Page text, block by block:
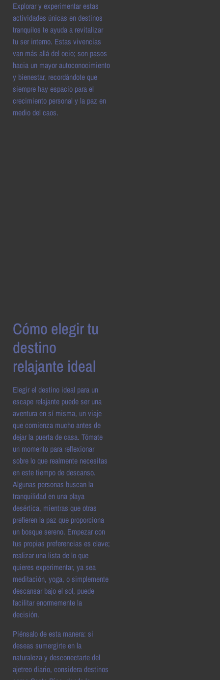
Explorar y experimentar estas
actividades únicas en destinos
tranquilos te ayuda a revitalizar
tu ser interno. Estas vivencias
van más allá del ocio; son pasos
hacia un mayor autoconocimiento
y bienestar, recordándote que
siempre hay espacio para el
crecimiento personal y la paz en
medio del caos.
Cómo elegir tu
destino
relajante ideal
Elegir el destino ideal para un
escape relajante puede ser una
aventura en sí misma, un viaje
que comienza mucho antes de
dejar la puerta de casa. Tómate
un momento para reflexionar
sobre lo que realmente necesitas
en este tiempo de descanso.
Algunas personas buscan la
tranquilidad en una playa
desértica, mientras que otras
prefieren la paz que proporciona
un bosque sereno. Empezar con
tus propias preferencias es clave;
realizar una lista de lo que
quieres experimentar, ya sea
meditación, yoga, o simplemente
descansar bajo el sol, puede
facilitar enormemente la
decisión.
Piénsalo de esta manera: si
deseas sumergirte en la
naturaleza y desconectarte del
ajetreo diario, considera destinos